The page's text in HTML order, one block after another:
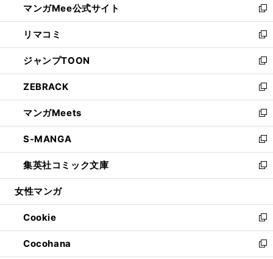
く
ド
ウ
で
開
く
ィ
ン
ド
ウ
で
開
く
い
ウ
ィ
ン
ド
ウ
で
開
く
マンガMee公式サイト
新
し
い
ウ
ィ
ン
ド
ウ
で
開
く
リマコミ
新
し
い
ウ
ィ
ン
ド
ウ
で
開
く
ジャンプTOON
新
し
い
ウ
ィ
ン
ド
ウ
で
開
ZEBRACK
新
し
い
ウ
ィ
ン
ド
ウ
開
く
マンガMeets
新
し
い
ウ
ィ
ン
ウ
で
開
く
S-MANGA
新
し
い
ウ
ン
ド
ウ
で
開
集英社コミック文庫
新
し
ウ
ィ
ン
ド
女性マンガ
Cookie
新
し
い
Cocohana
新